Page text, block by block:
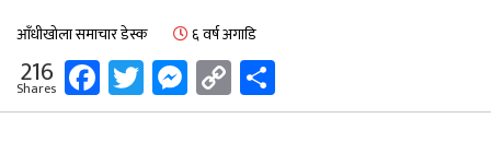
आँधीखोला समाचार डेस्क ६ वर्ष अगाडि
216
Shares Facebook
Twitter
Messenger
Copy
Link